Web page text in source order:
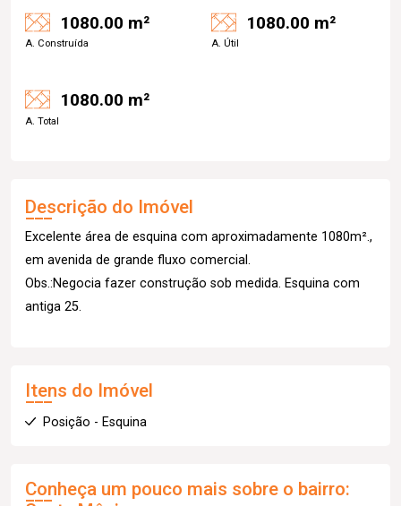
1080.00 m²
A. Construída
1080.00 m²
A. Útil
1080.00 m²
A. Total
Descrição do Imóvel
Excelente área de esquina com aproximadamente 1080m².,
em avenida de grande fluxo comercial.
Obs.:Negocia fazer construção sob medida. Esquina com
antiga 25.
Itens do Imóvel
Posição - Esquina
Conheça um pouco mais sobre o bairro: